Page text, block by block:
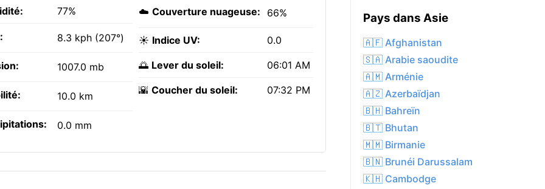
77%
8.3 kph (207°)
1007.0 mb
10.0 km
0.0 mm
☁️ Couverture nuageuse: 66%
☀️ Indice UV: 0.0
🌅 Lever du soleil: 06:01 AM
🌇 Coucher du soleil: 07:32 PM
Pays dans Asie
🇦🇫 Afghanistan
🇸🇦 Arabie saoudite
🇦🇲 Arménie
🇦🇿 Azerbaïdjan
🇧🇭 Bahreïn
🇧🇹 Bhutan
🇲🇲 Birmanie
🇧🇳 Brunéi Darussalam
🇰🇭 Cambodge